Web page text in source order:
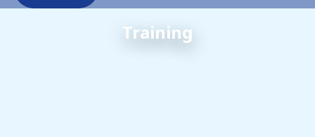
Training